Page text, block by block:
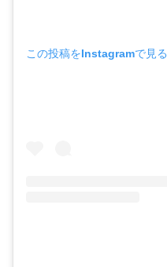
この投稿をInstagramで見る